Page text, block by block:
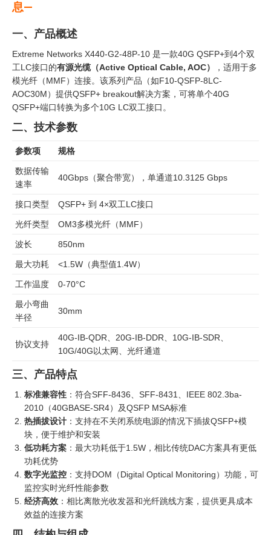
息—
一、产品概述
Extreme Networks X440-G2-48P-10 是一款40G QSFP+到4个双
工LC接口的有源光缆（Active Optical Cable, AOC）
‍，适用于多
模光纤（MMF）连接。该系列产品（如F10-QSFP-8LC-
AOC30M）提供QSFP+ breakout解决方案，可将单个40G
QSFP+端口转换为多个10G LC双工接口。
二、技术参数
参数项 规格
数据传输
速率
40Gbps（聚合带宽），单通道10.3125 Gbps
接口类型 QSFP+ 到 4×双工LC接口
光纤类型 OM3多模光纤（MMF）
波长 850nm
最大功耗 <1.5W（典型值1.4W）
工作温度 0-70°C
最小弯曲
半径
30mm
协议支持
40G-IB-QDR、20G-IB-DDR、10G-IB-SDR、
10G/40G以太网、光纤通道
三、产品特点
标准兼容性 ：符合SFF-8436、SFF-8431、IEEE 802.3ba-
2010（40GBASE-SR4）及QSFP MSA标准
热插拔设计 ：支持在不关闭系统电源的情况下插拔QSFP+模
块，便于维护和安装
低功耗方案 ：最大功耗低于1.5W，相比传统DAC方案具有更低
功耗优势
数字光监控 ：支持DOM（Digital Optical Monitoring）功能，可
监控实时光纤性能参数
经济高效 ：相比离散光收发器和光纤跳线方案，提供更具成本
效益的连接方案